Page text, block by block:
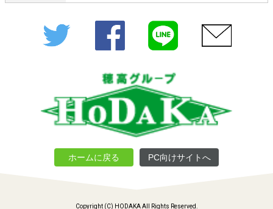
Twitter Facebook
ホームに戻る PC向けサイトへ
Copyright (C) HODAKA All Rights Reserved.